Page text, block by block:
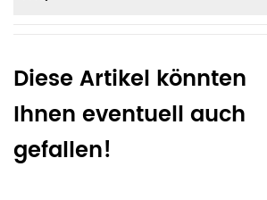
Diese Artikel könnten
Ihnen eventuell auch
gefallen!